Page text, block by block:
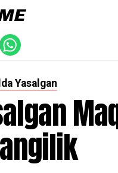
Yasalgan